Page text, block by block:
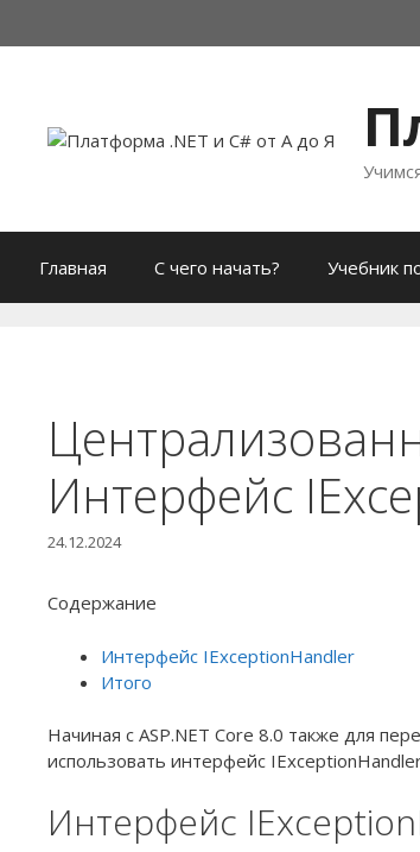
Главная С чего начать? Учебник
Интерфейс
24.12.2024
Содержание
Интерфейс IExceptionHandler
Итого
Начиная с ASP.NET Core 8.0 также для
использовать интерфейс
Интерфейс